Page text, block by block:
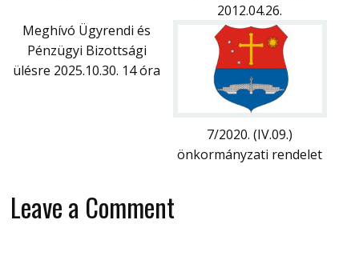
2012.04.26.
Meghívó Ügyrendi és
Pénzügyi Bizottsági
ülésre 2025.10.30. 14 óra
7/2020. (IV.09.)
önkormányzati rendelet
Leave a Comment